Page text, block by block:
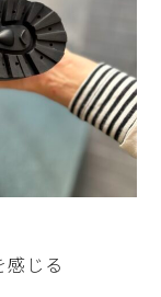
感じる